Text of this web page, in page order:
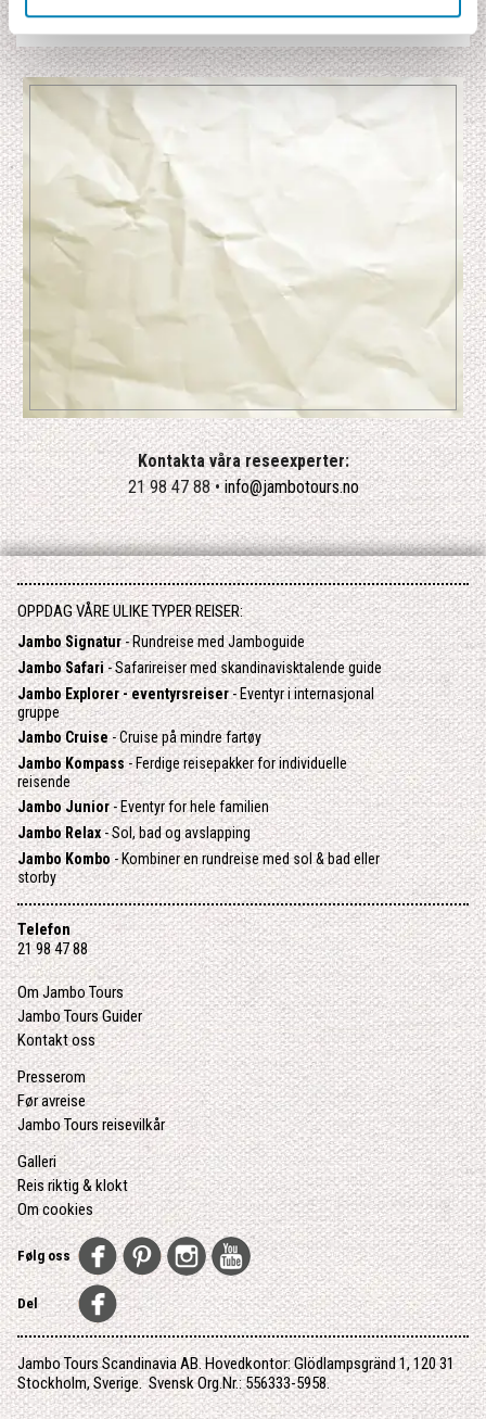
Dyr Kultur Natur
Kontakta våra reseexperter:
21 98 47 88 •info@jambotours.no
OPPDAG VÅRE ULIKE TYPER REISER:
Jambo Signatur- Rundreise med Jamboguide
Jambo Safari- Safarireiser med skandinavisktalende guide
Jambo Explorer - eventyrsreiser- Eventyr i internasjonal
gruppe
Jambo Cruise- Cruise på mindre fartøy
Jambo Kompass- Ferdige reisepakker for individuelle
reisende
Jambo Junior- Eventyr for hele familien
Jambo Relax- Sol, bad og avslapping
Jambo Kombo- Kombiner en rundreise med sol & bad eller
storby
Telefon
21 98 47 88
Om Jambo Tours
Jambo Tours Guider
Kontakt oss
Presserom
Før avreise
Jambo Tours reisevilkår
Galleri
Reis riktig & klokt
Om cookies
Følg oss
Del
Jambo Tours Scandinavia AB. Hovedkontor: Glödlampsgränd 1, 120 31
Stockholm, Sverige. Svensk Org.Nr.: 556333-5958.